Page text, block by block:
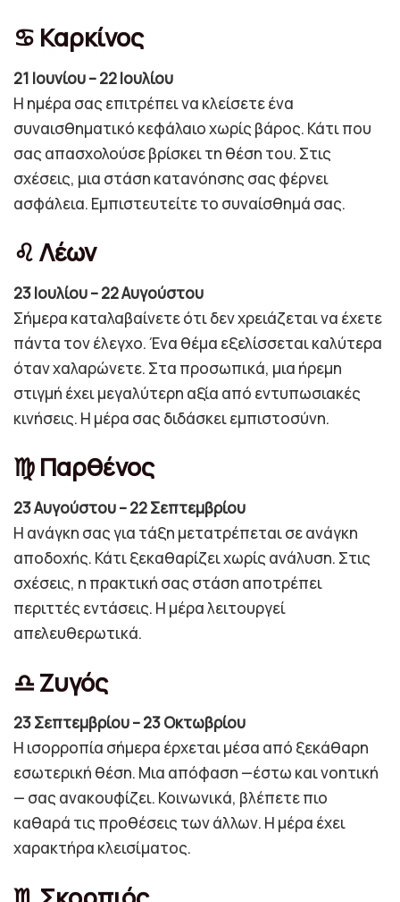
♋ Καρκίνος
21 Ιουνίου – 22 Ιουλίου
Η ημέρα σας επιτρέπει να κλείσετε ένα
συναισθηματικό κεφάλαιο χωρίς βάρος. Κάτι που
σας απασχολούσε βρίσκει τη θέση του. Στις
σχέσεις, μια στάση κατανόησης σας φέρνει
ασφάλεια. Εμπιστευτείτε το συναίσθημά σας.
♌ Λέων
23 Ιουλίου – 22 Αυγούστου
Σήμερα καταλαβαίνετε ότι δεν χρειάζεται να έχετε
πάντα τον έλεγχο. Ένα θέμα εξελίσσεται καλύτερα
όταν χαλαρώνετε. Στα προσωπικά, μια ήρεμη
στιγμή έχει μεγαλύτερη αξία από εντυπωσιακές
κινήσεις. Η μέρα σας διδάσκει εμπιστοσύνη.
♍ Παρθένος
23 Αυγούστου – 22 Σεπτεμβρίου
Η ανάγκη σας για τάξη μετατρέπεται σε ανάγκη
αποδοχής. Κάτι ξεκαθαρίζει χωρίς ανάλυση. Στις
σχέσεις, η πρακτική σας στάση αποτρέπει
περιττές εντάσεις. Η μέρα λειτουργεί
απελευθερωτικά.
♎ Ζυγός
23 Σεπτεμβρίου – 23 Οκτωβρίου
Η ισορροπία σήμερα έρχεται μέσα από ξεκάθαρη
εσωτερική θέση. Μια απόφαση —έστω και νοητική
— σας ανακουφίζει. Κοινωνικά, βλέπετε πιο
καθαρά τις προθέσεις των άλλων. Η μέρα έχει
χαρακτήρα κλεισίματος.